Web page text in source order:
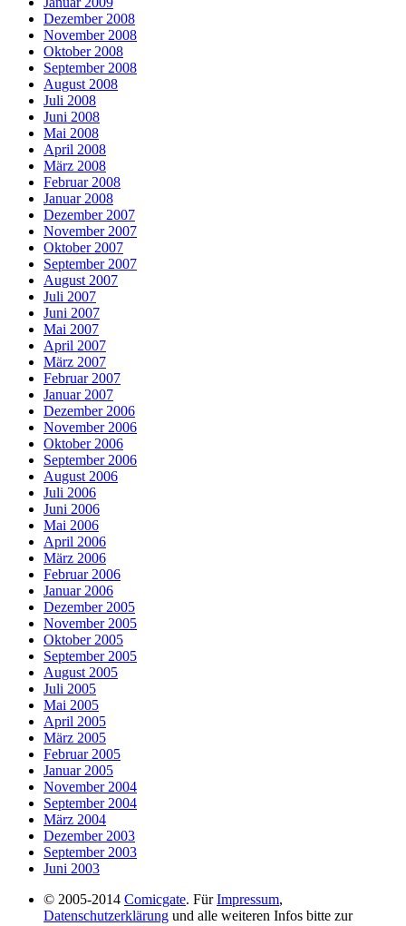
Dezember 2008
November 2008
Oktober 2008
September 2008
August 2008
Juli 2008
Juni 2008
Mai 2008
April 2008
März 2008
Februar 2008
Januar 2008
Dezember 2007
November 2007
Oktober 2007
September 2007
August 2007
Juli 2007
Juni 2007
Mai 2007
April 2007
März 2007
Februar 2007
Januar 2007
Dezember 2006
November 2006
Oktober 2006
September 2006
August 2006
Juli 2006
Juni 2006
Mai 2006
April 2006
März 2006
Februar 2006
Januar 2006
Dezember 2005
November 2005
Oktober 2005
September 2005
August 2005
Juli 2005
Mai 2005
April 2005
März 2005
Februar 2005
Januar 2005
November 2004
September 2004
März 2004
Dezember 2003
September 2003
Juni 2003
© 2005-2014 Comicgate. FürImpressum,
Datenschutzerklärung und alle weiteren Infos bitte zur